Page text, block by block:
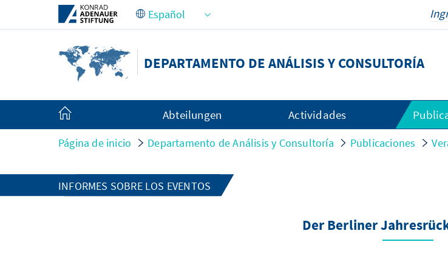
Saltar al contenido principal
DEPARTAMENTO DE ANÁLISIS Y CONSULTORÍA
Abteilungen Actividades
Página de inicio Departamento de Análisis y Consultoría Publicaciones
INFORMES SOBRE LOS EVENTOS
Der Berliner